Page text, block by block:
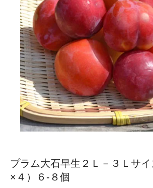
プラム大石早生２Ｌ－３Ｌサイ
×４）６-８個